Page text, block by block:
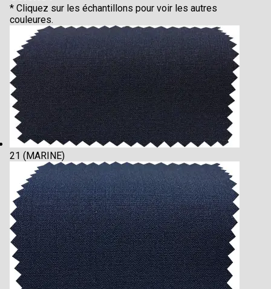
* Cliquez sur les échantillons pour voir les autres
couleures.
21 (MARINE)